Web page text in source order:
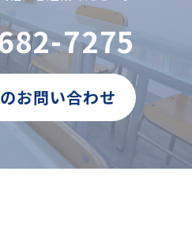
7275
お問い合わせ